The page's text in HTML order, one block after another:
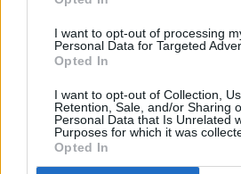
I want to opt-out of processing
Personal Data for Targeted
Opted In
I want to opt-out of Collection,
Retention, Sale, and/or Sharing
Personal Data that Is Unrelated
Purposes for which it was
Opted In